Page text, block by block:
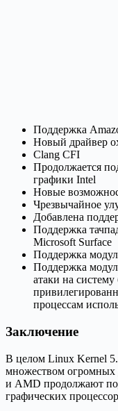
Поддержка
Новый драйвер
Clang CFI
Продолжается
графики Intel
Новые
Чрезвычайное
Добавлена
Поддержка
Microsoft Surface
Поддержка
Поддержка
атаки на систему
процессам
Заключение
В целом Linux Kernel
множеством огромных
и AMD продолжают
графических